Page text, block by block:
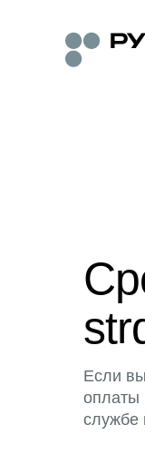
Если
оплаты
службе